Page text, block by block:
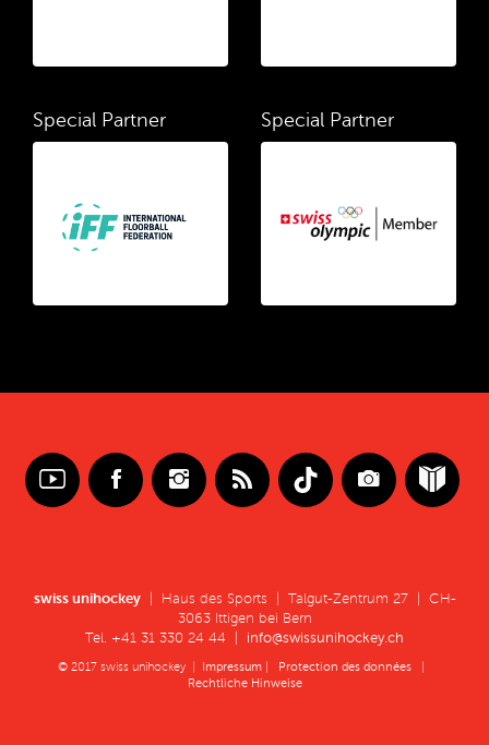
Special Partner Special Partner
swiss unihockey| Haus des Sports | Talgut-Zentrum 27 | CH-
3063 Ittigen bei Bern
Tel. +41 31 330 24 44 | info@swissunihockey.ch
© 2017 swiss unihockey | Impressum | Protection des données |
Rechtliche Hinweise